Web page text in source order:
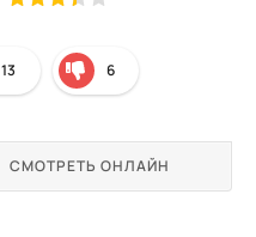
СМОТРЕТЬ ОНЛАЙН
13 6